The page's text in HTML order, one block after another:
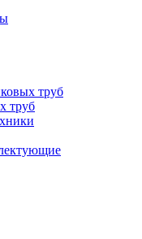
труб
труб